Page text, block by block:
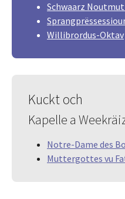
Schwaarz
Willibrordus-Oktav
Kuckt och
Kapelle a
Notre-Dame des
Muttergottes vu